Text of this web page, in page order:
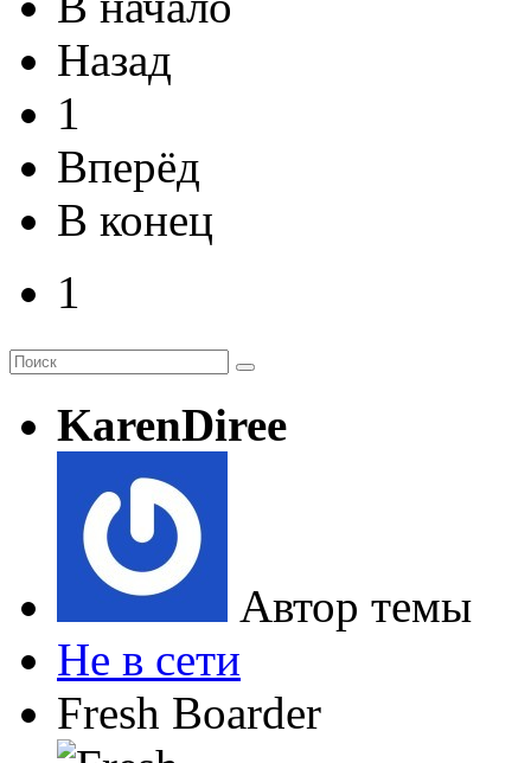
Назад
1
Вперёд
В конец
1
KarenDiree
Автор темы
Не в сети
Fresh Boarder